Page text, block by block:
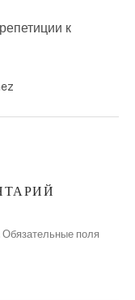
к
Обязательные поля